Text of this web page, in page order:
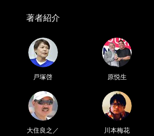
著者紹介
戸塚啓 原悦生
大住良之／
川本梅花